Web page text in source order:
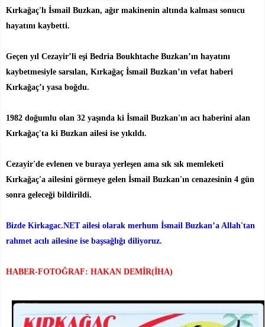
Kırkağaç'lı İsmail Buzkan, ağır makinenin altında kalması sonucu
hayatını kaybetti.
Geçen yıl Cezayir’li eşi Bedria Boukhtache Buzkan’ın hayatını
kaybetmesiyle sarsılan, Kırkağaç İsmail Buzkan’ın vefat haberi
Kırkağaç’ı yasa boğdu.
1982 doğumlu olan 32 yaşında ki İsmail Buzkan'ın acı haberini alan
Kırkağaç'ta ki Buzkan ailesi ise yıkıldı.
Cezayir'de evlenen ve buraya yerleşen ama sık sık memleketi
Kırkağaç'a ailesini görmeye gelen İsmail Buzkan'ın cenazesinin 4 gün
sonra geleceği bildirildi.
Bizde Kirkagac.NET ailesi olarak merhum İsmail Buzkan’a Allah'tan
rahmet acılı ailesine ise başsağlığı diliyoruz.
HABER-FOTOĞRAF: HAKAN DEMİR(İHA)